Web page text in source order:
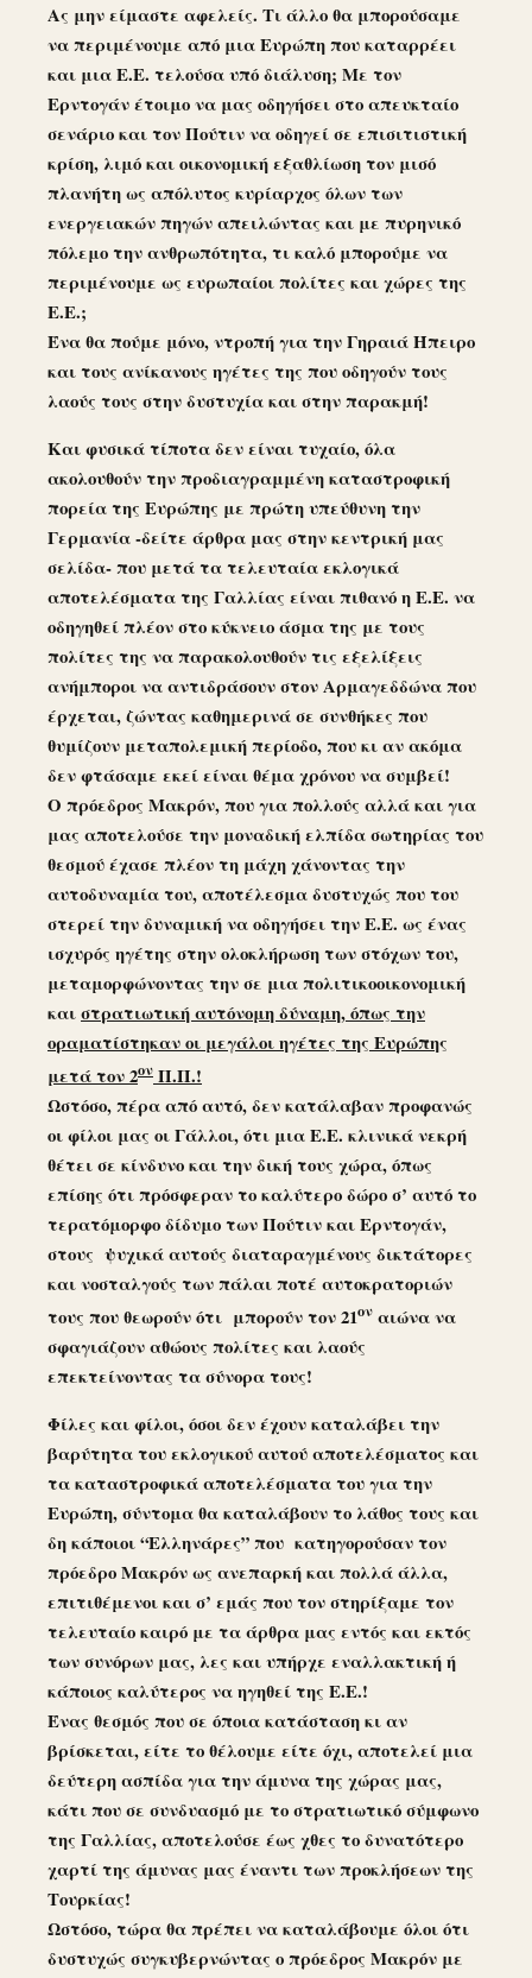
Ας μην είμαστε αφελείς. Τι άλλο θα μπορούσαμε
να περιμένουμε από μια Ευρώπη που καταρρέει
και μια Ε.Ε. τελούσα υπό διάλυση; Με τον
Ερντογάν έτοιμο να μας οδηγήσει στο απευκταίο
σενάριο και τον Πούτιν να οδηγεί σε επισιτιστική
κρίση, λιμό και οικονομική εξαθλίωση τον μισό
πλανήτη ως απόλυτος κυρίαρχος όλων των
ενεργειακών πηγών απειλώντας και με πυρηνικό
πόλεμο την ανθρωπότητα, τι καλό μπορούμε να
περιμένουμε ως ευρωπαίοι πολίτες και χώρες της
Ε.Ε.;
Ένα θα πούμε μόνο, ντροπή για την Γηραιά Ήπειρο
και τους ανίκανους ηγέτες της που οδηγούν τους
λαούς τους στην δυστυχία και στην παρακμή!
Και φυσικά τίποτα δεν είναι τυχαίο, όλα
ακολουθούν την προδιαγραμμένη καταστροφική
πορεία της Ευρώπης με πρώτη υπεύθυνη την
Γερμανία -δείτε άρθρα μας στην κεντρική μας
σελίδα- που μετά τα τελευταία εκλογικά
αποτελέσματα της Γαλλίας είναι πιθανό η Ε.Ε. να
οδηγηθεί πλέον στο κύκνειο άσμα της με τους
πολίτες της να παρακολουθούν τις εξελίξεις
ανήμποροι να αντιδράσουν στον Αρμαγεδδώνα που
έρχεται, ζώντας καθημερινά σε συνθήκες που
θυμίζουν μεταπολεμική περίοδο, που κι αν ακόμα
δεν φτάσαμε εκεί είναι θέμα χρόνου να συμβεί!
Ο πρόεδρος Μακρόν, που για πολλούς αλλά και για
μας αποτελούσε την μοναδική ελπίδα σωτηρίας του
θεσμού έχασε πλέον τη μάχη χάνοντας την
αυτοδυναμία του, αποτέλεσμα δυστυχώς που του
στερεί την δυναμική να οδηγήσει την Ε.Ε. ως ένας
ισχυρός ηγέτης στην ολοκλήρωση των στόχων του,
μεταμορφώνοντας την σε μια πολιτικοοικονομική
καιστρατιωτική αυτόνομη δύναμη, όπως την
οραματίστηκαν οι μεγάλοι ηγέτες της Ευρώπης
μετά τον 2ον Π.Π.!
Ωστόσο, πέρα από αυτό, δεν κατάλαβαν προφανώς
οι φίλοι μας οι Γάλλοι, ότι μια Ε.Ε. κλινικά νεκρή
θέτει σε κίνδυνο και την δική τους χώρα, όπως
επίσης ότι πρόσφεραν το καλύτερο δώρο σ’ αυτό το
τερατόμορφο δίδυμο των Πούτιν και Ερντογάν,
στους ψυχικά αυτούς διαταραγμένους δικτάτορες
και νοσταλγούς των πάλαι ποτέ αυτοκρατοριών
τους που θεωρούν ότι μπορούν τον 21ον αιώνα να
σφαγιάζουν αθώους πολίτες και λαούς
επεκτείνοντας τα σύνορα τους!
Φίλες και φίλοι, όσοι δεν έχουν καταλάβει την
βαρύτητα του εκλογικού αυτού αποτελέσματος και
τα καταστροφικά αποτελέσματα του για την
Ευρώπη, σύντομα θα καταλάβουν το λάθος τους και
δη κάποιοι “Ελληνάρες” που κατηγορούσαν τον
πρόεδρο Μακρόν ως ανεπαρκή και πολλά άλλα,
επιτιθέμενοι και σ’ εμάς που τον στηρίξαμε τον
τελευταίο καιρό με τα άρθρα μας εντός και εκτός
των συνόρων μας, λες και υπήρχε εναλλακτική ή
κάποιος καλύτερος να ηγηθεί της Ε.Ε.!
Ένας θεσμός που σε όποια κατάσταση κι αν
βρίσκεται, είτε το θέλουμε είτε όχι, αποτελεί μια
δεύτερη ασπίδα για την άμυνα της χώρας μας,
κάτι που σε συνδυασμό με το στρατιωτικό σύμφωνο
της Γαλλίας, αποτελούσε έως χθες το δυνατότερο
χαρτί της άμυνας μας έναντι των προκλήσεων της
Τουρκίας!
Ωστόσο, τώρα θα πρέπει να καταλάβουμε όλοι ότι
δυστυχώς συγκυβερνώντας ο πρόεδρος Μακρόν με